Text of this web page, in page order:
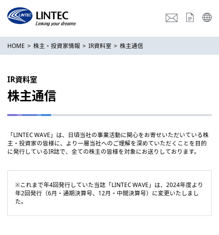
HOME 株主・投資家情報 IR資料室 株主通信
IR資料室
株主通信
「LINTEC WAVE」は、日頃当社の事業活動に関心をお寄せいただいている株
主・投資家の皆様に、より一層当社へのご理解を深めていただくことを目的
に発行しているIR誌で、全ての株主の皆様を対象にお送りしております。
※これまで年4回発行していた当誌「LINTEC WAVE」は、2024年度より
年2回発行（6月・通期決算号、12月・中間決算号）に変更いたしまし
た。